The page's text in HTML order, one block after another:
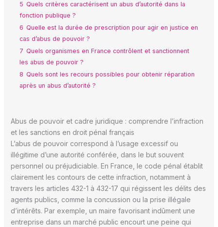
5 Quels critères caractérisent un abus d’autorité dans la
fonction publique ?
6 Quelle est la durée de prescription pour agir en justice en
cas d’abus de pouvoir ?
7 Quels organismes en France contrôlent et sanctionnent
les abus de pouvoir ?
8 Quels sont les recours possibles pour obtenir réparation
après un abus d’autorité ?
Abus de pouvoir et cadre juridique : comprendre l’infraction
et les sanctions en droit pénal français
L’abus de pouvoir correspond à l’usage excessif ou
illégitime d’une autorité conférée, dans le but souvent
personnel ou préjudiciable. En France, le code pénal établit
clairement les contours de cette infraction, notamment à
travers les articles 432-1 à 432-17 qui régissent les délits des
agents publics, comme la concussion ou la prise illégale
d’intérêts. Par exemple, un maire favorisant indûment une
entreprise dans un marché public encourt une peine qui